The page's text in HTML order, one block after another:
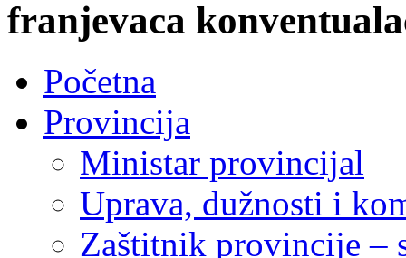
franjevaca
Početna
Provincija
Ministar provincijal
Uprava, dužnosti i
Zaštitnik provincije –